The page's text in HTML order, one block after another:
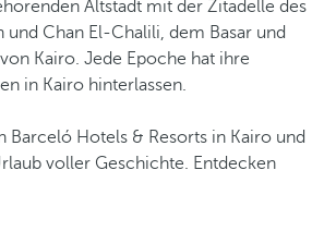
Altstadt mit der Zitadelle des
und Chan El-Chalili, dem Basar und
Kairo. Jede Epoche hat ihre
in Kairo hinterlassen.
Barceló Hotels & Resorts in Kairo und
voller Geschichte. Entdecken